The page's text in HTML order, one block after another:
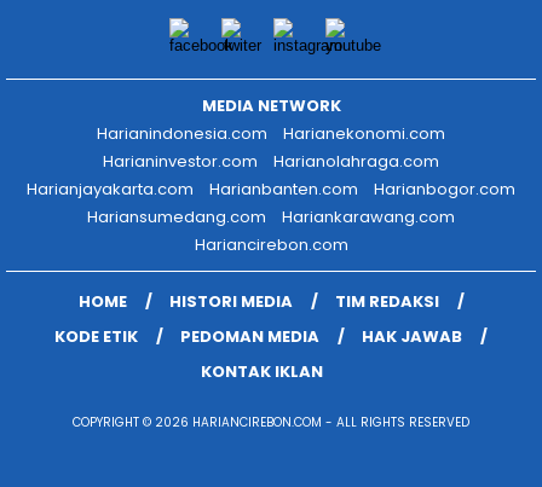
MEDIA NETWORK
Harianindonesia.com
Harianekonomi.com
Harianinvestor.com
Harianolahraga.com
Harianjayakarta.com
Harianbanten.com
Harianbogor.com
Hariansumedang.com
Hariankarawang.com
Hariancirebon.com
HOME HISTORI MEDIA
TIM REDAKSI
KODE ETIK
PEDOMAN MEDIA
HAK JAWAB
KONTAK IKLAN
COPYRIGHT © 2026 HARIANCIREBON.COM - ALL RIGHTS RESERVED